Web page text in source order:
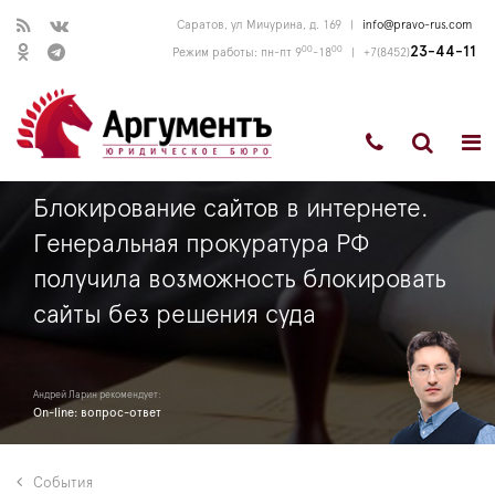
Саратов, ул Мичурина, д. 169 info@pravo-rus.com
Режим работы: пн-пт 900-1800 +7(8452)23-44-11
Блокирование сайтов в интернете.
Генеральная прокуратура РФ
получила возможность блокировать
сайты без решения суда
Андрей Ларин рекомендует:
On-line: вопрос-ответ
События